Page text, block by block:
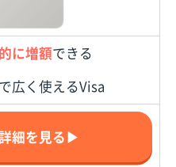
に増額できる
広く使えるVisa
細を見る▶